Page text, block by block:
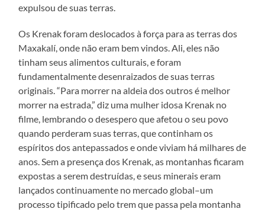
expulsou de suas terras.
Os Krenak foram deslocados à força para as terras dos
Maxakalí, onde não eram bem vindos. Ali, eles não
tinham seus alimentos culturais, e foram
fundamentalmente desenraizados de suas terras
originais. “Para morrer na aldeia dos outros é melhor
morrer na estrada,” diz uma mulher idosa Krenak no
filme, lembrando o desespero que afetou o seu povo
quando perderam suas terras, que continham os
espíritos dos antepassados e onde viviam há milhares de
anos. Sem a presença dos Krenak, as montanhas ficaram
expostas a serem destruídas, e seus minerais eram
lançados continuamente no mercado global–um
processo tipificado pelo trem que passa pela montanha